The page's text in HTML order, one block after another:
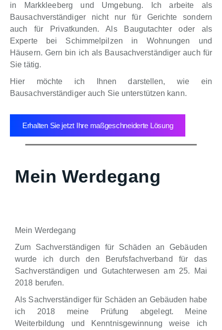
in Markkleeberg und Umgebung. Ich arbeite als
Bausachverständiger nicht nur für Gerichte sondern
auch für Privatkunden. Als Baugutachter oder als
Experte bei Schimmelpilzen in Wohnungen und
Häusern. Gern bin ich als Bausachverständiger auch für
Sie tätig.
Hier möchte ich Ihnen darstellen, wie ein
Bausachverständiger auch Sie unterstützen kann.
Erhalten Sie jetzt Ihre maßgeschneiderte Lösung
Mein Werdegang
Mein Werdegang
Zum Sachverständigen für Schäden an Gebäuden
wurde ich durch den Berufsfachverband für das
Sachverständigen und Gutachterwesen am 25. Mai
2018 berufen.
Als Sachverständiger für Schäden an Gebäuden habe
ich 2018 meine Prüfung abgelegt. Meine
Weiterbildung und Kenntnisgewinnung weise ich